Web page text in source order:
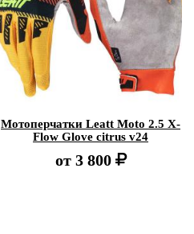
Мотоперчатки Leatt Moto 2.5 X-
Flow Glove citrus v24
от 3 800